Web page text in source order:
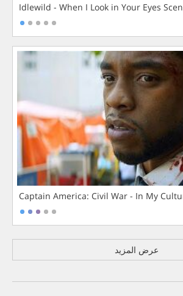
Idlewild - When I Look in Your Eyes
Captain America: Civil War - In My
عرض المزيد